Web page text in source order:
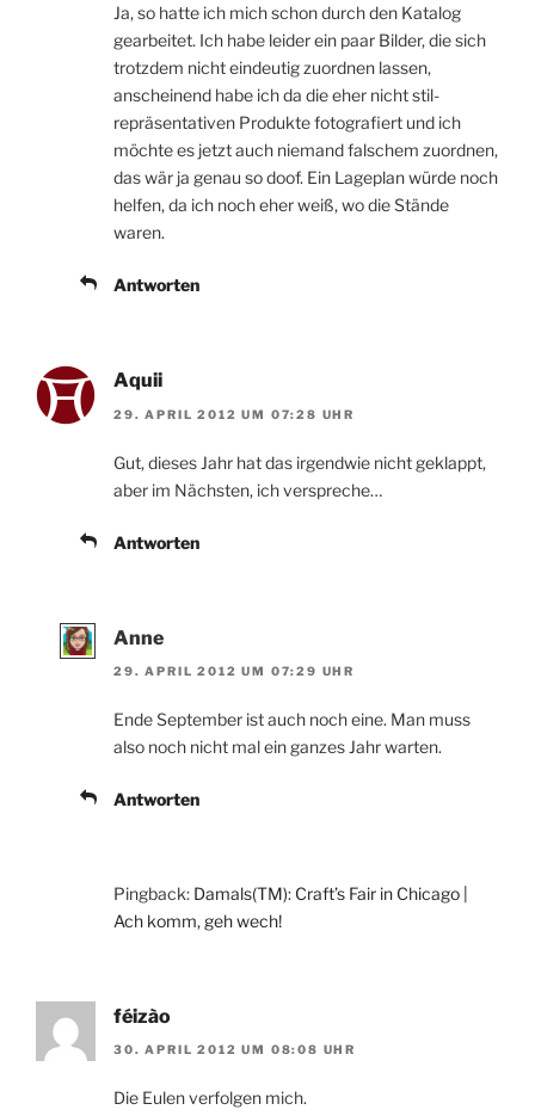
Ja, so hatte ich mich schon durch den Katalog
gearbeitet. Ich habe leider ein paar Bilder, die sich
trotzdem nicht eindeutig zuordnen lassen,
anscheinend habe ich da die eher nicht stil-
repräsentativen Produkte fotografiert und ich
möchte es jetzt auch niemand falschem zuordnen,
das wär ja genau so doof. Ein Lageplan würde noch
helfen, da ich noch eher weiß, wo die Stände
waren.
Antworten
Aquii
29. APRIL 2012 UM 07:28 UHR
Gut, dieses Jahr hat das irgendwie nicht geklappt,
aber im Nächsten, ich verspreche…
Antworten
Anne
29. APRIL 2012 UM 07:29 UHR
Ende September ist auch noch eine. Man muss
also noch nicht mal ein ganzes Jahr warten.
Antworten
Pingback: Damals(TM): Craft’s Fair in Chicago |
Ach komm, geh wech!
féizào
30. APRIL 2012 UM 08:08 UHR
Die Eulen verfolgen mich.